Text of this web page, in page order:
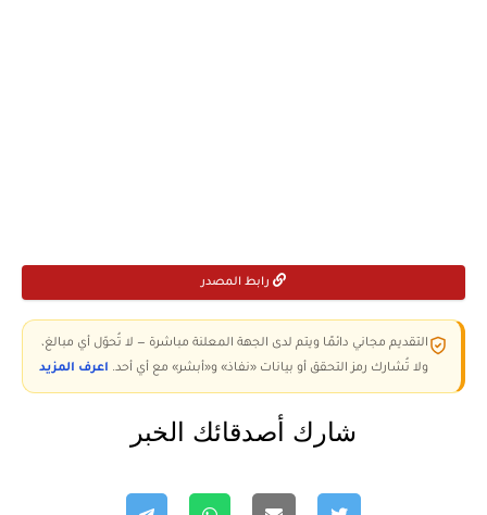
رابط المصدر
التقديم مجاني دائمًا ويتم لدى الجهة المعلنة مباشرة — لا تُحوّل أي مبالغ،
ولا تُشارك رمز التحقق أو بيانات «نفاذ» و«أبشر» مع أي أحد. اعرف المزيد
شارك أصدقائك الخبر